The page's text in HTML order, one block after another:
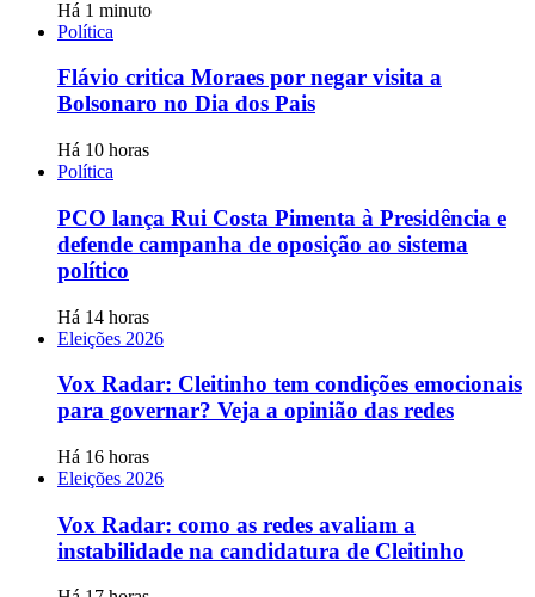
Há 1 minuto
Política
Flávio critica Moraes por negar visita a
Bolsonaro no Dia dos Pais
Há 10 horas
Política
PCO lança Rui Costa Pimenta à Presidência e
defende campanha de oposição ao sistema
político
Há 14 horas
Eleições 2026
Vox Radar: Cleitinho tem condições emocionais
para governar? Veja a opinião das redes
Há 16 horas
Eleições 2026
Vox Radar: como as redes avaliam a
instabilidade na candidatura de Cleitinho